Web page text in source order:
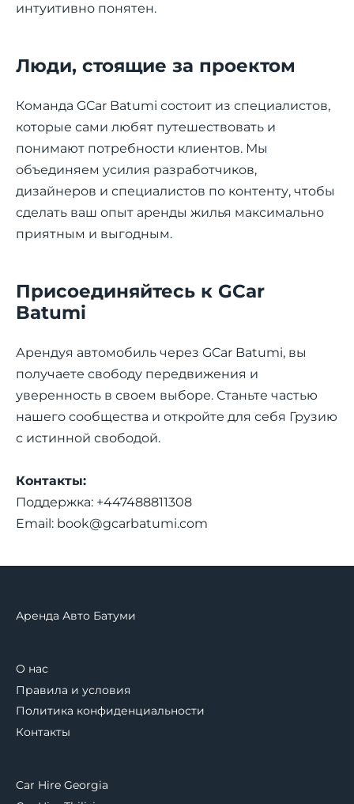
интуитивно понятен.
Люди, стоящие за проектом
Команда GCar Batumi состоит из специалистов,
которые сами любят путешествовать и
понимают потребности клиентов. Мы
объединяем усилия разработчиков,
дизайнеров и специалистов по контенту, чтобы
сделать ваш опыт аренды жилья максимально
приятным и выгодным.
Присоединяйтесь к GCar
Batumi
Арендуя автомобиль через GCar Batumi, вы
получаете свободу передвижения и
уверенность в своем выборе. Станьте частью
нашего сообщества и откройте для себя Грузию
с истинной свободой.
Контакты:
Поддержка: +447488811308
Email: book@gcarbatumi.com
Аренда Авто Батуми
О нас
Правила и условия
Политика конфиденциальности
Контакты
Car Hire Georgia